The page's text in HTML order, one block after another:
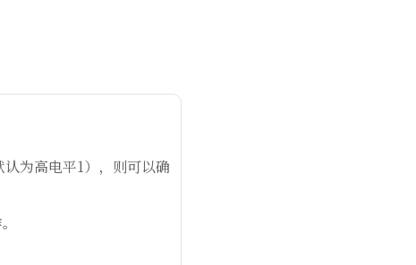
为高电平1），则可以确